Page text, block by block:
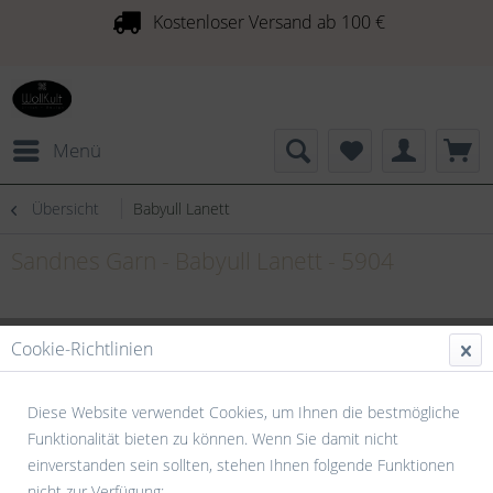
Kostenloser Versand ab 100 €
Menü
Übersicht Babyull Lanett
Cookie-Richtlinien
Diese Website verwendet Cookies, um Ihnen die bestmögliche
Funktionalität bieten zu können. Wenn Sie damit nicht
einverstanden sein sollten, stehen Ihnen folgende Funktionen